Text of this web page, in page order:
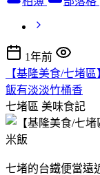
1年前
【基隆美食/七堵
飯有淡淡竹桶香
七堵區 美味食記
七堵的台鐵便當遠